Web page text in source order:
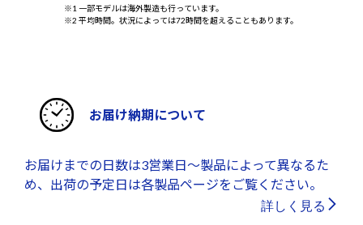
※1 一部モデルは海外製造も行っています。
※2 平均時間。状況によっては72時間を超えることもあります。
お届け納期について
お届けまでの日数は3営業日～製品によって異なるた
め、出荷の予定日は各製品ページをご覧ください。
詳しく見る